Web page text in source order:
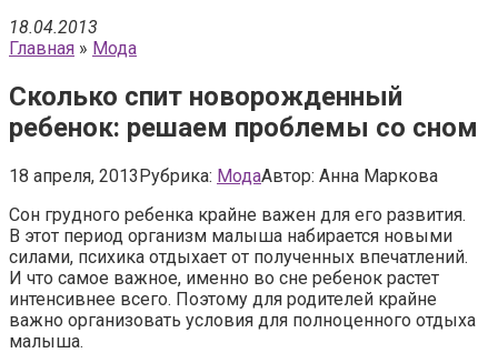
18.04.2013
Главная » Мода
Сколько спит новорожденный
ребенок: решаем проблемы со сном
18 апреля, 2013Рубрика: МодаАвтор: Анна Маркова
Сон грудного ребенка крайне важен для его развития.
В этот период организм малыша набирается новыми
силами, психика отдыхает от полученных впечатлений.
И что самое важное, именно во сне ребенок растет
интенсивнее всего. Поэтому для родителей крайне
важно организовать условия для полноценного отдыха
малыша.